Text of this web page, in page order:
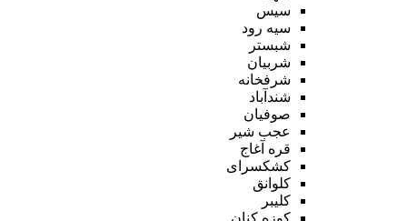
سیس
سیه رود
شبستر
شربیان
شرفخانه
شندآباد
صوفیان
عجب شیر
قره آغاج
کشکسرای
کلوانق
کلیبر
کوزه کنان